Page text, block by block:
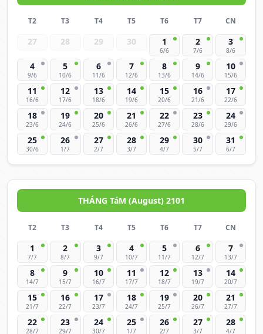
T2 T3 T4 T5 T6 T7 CN
27 28 29 30 1
6/6
2
7/6
3
8/6
4
9/6
5
10/6
6
11/6
7
12/6
8
13/6
9
14/6
10
15/6
11
16/6
12
17/6
13
18/6
14
19/6
15
20/6
16
21/6
17
22/6
18
23/6
19
24/6
20
25/6
21
26/6
22
27/6
23
28/6
24
29/6
25
30/6
26
1/7
27
2/7
28
3/7
29
4/7
30
5/7
31
6/7
THÁNG TáM (August) 2101
T2 T3 T4 T5 T6 T7 CN
1
7/7
2
8/7
3
9/7
4
10/7
5
11/7
6
12/7
7
13/7
8
14/7
9
15/7
10
16/7
11
17/7
12
18/7
13
19/7
14
20/7
15
21/7
16
22/7
17
23/7
18
24/7
19
25/7
20
26/7
21
27/7
22
28/7
23
29/7
24
30/7
25
1/7
26
2/7
27
3/7
28
4/7